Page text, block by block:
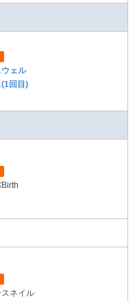
ウェル
(1回目)
ネイル